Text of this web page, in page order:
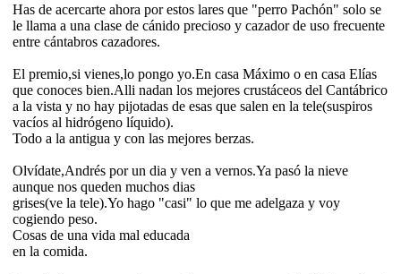
Has de acercarte ahora por estos lares que "perro Pachón" solo se
le llama a una clase de cánido precioso y cazador de uso frecuente
entre cántabros cazadores.
El premio,si vienes,lo pongo yo.En casa Máximo o en casa Elías
que conoces bien.Alli nadan los mejores crustáceos del Cantábrico
a la vista y no hay pijotadas de esas que salen en la tele(suspiros
vacíos al hidrógeno líquido).
Todo a la antigua y con las mejores berzas.
Olvídate,Andrés por un dia y ven a vernos.Ya pasó la nieve
aunque nos queden muchos dias
grises(ve la tele).Yo hago "casi" lo que me adelgaza y voy
cogiendo peso.
Cosas de una vida mal educada
en la comida.